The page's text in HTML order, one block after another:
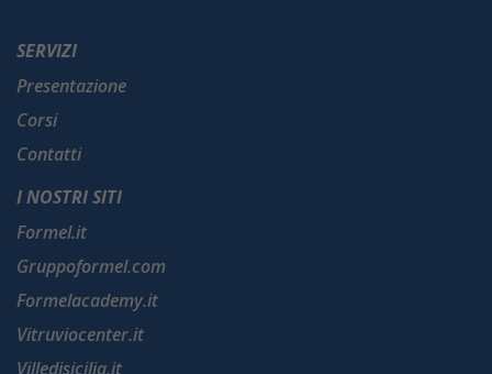
SERVIZI
Presentazione
Corsi
Contatti
I NOSTRI SITI
Formel.it
Gruppoformel.com
Formelacademy.it
Vitruviocenter.it
Villedisicilia.it